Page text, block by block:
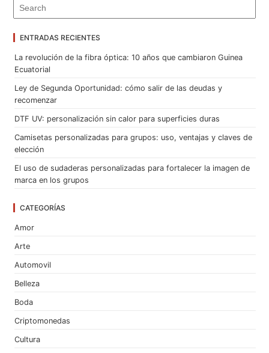
ENTRADAS RECIENTES
La revolución de la fibra óptica: 10 años que cambiaron Guinea
Ecuatorial
Ley de Segunda Oportunidad: cómo salir de las deudas y
recomenzar
DTF UV: personalización sin calor para superficies duras
Camisetas personalizadas para grupos: uso, ventajas y claves de
elección
El uso de sudaderas personalizadas para fortalecer la imagen de
marca en los grupos
CATEGORÍAS
Amor
Arte
Automovil
Belleza
Boda
Criptomonedas
Cultura